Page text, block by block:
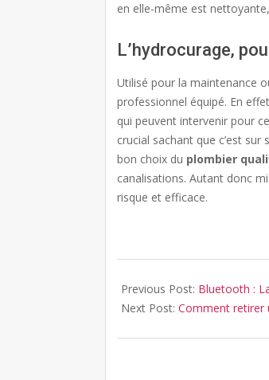
en elle-même est
L’hydrocurage,
Utilisé pour la maintenance
professionnel équipé. En
qui peuvent intervenir pour
crucial sachant que c’est
bon choix du plombier
canalisations. Autant donc
risque et efficace.
04-
30
Previous Post: Bluetooth :
Next Post: Comment retirer